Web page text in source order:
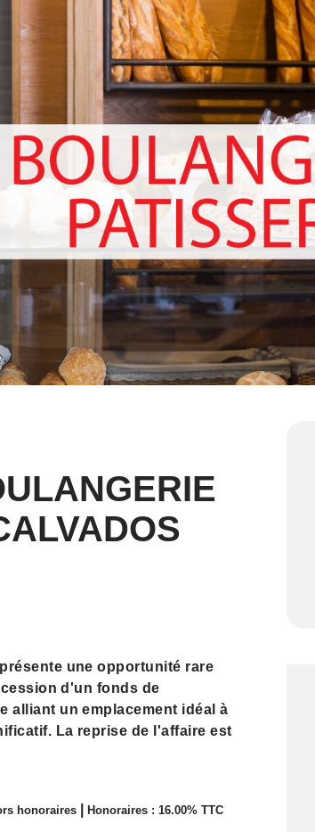
une opportunité rare
d'un fonds de
alliant un emplacement idéal à
La reprise de l'affaire est
honoraires |Honoraires : 16.00% TTC